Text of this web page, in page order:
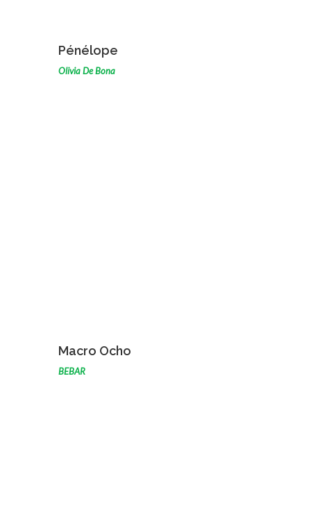
Pénélope
Olivia De Bona
VOIR L'ŒUVRE
Macro Ocho
BEBAR